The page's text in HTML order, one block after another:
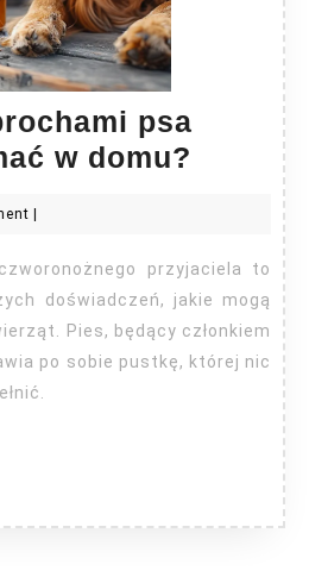
psa
w domu?
psa
można
domu?
|
doświadczeń, jakie mogą
Pies, będący członkiem
po sobie pustkę, której nic